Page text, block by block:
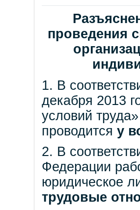
проведения
1. В
декабря 2013
условий
проводится у
2. В
Федерации
юридическое
трудовые